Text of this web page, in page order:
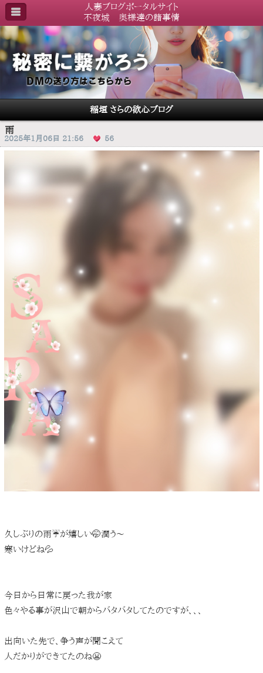
人妻ブログポータルサイト
不夜城 奥様達の諸事情
稲垣 さらの欲心ブログ
雨
2025年1月06日 21:56 56
久しぶりの雨☔が嬉しい🤭潤う〜
寒いけどね💦
今日から日常に戻った我が家
色々やる事が沢山で朝からバタバタしてたのですが、、、
出向いた先で、争う声が聞こえて
人だかりができてたのね😬